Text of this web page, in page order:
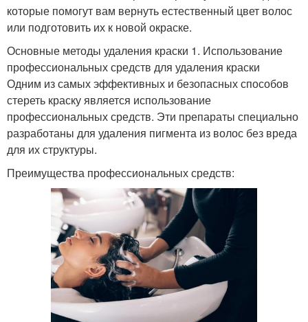
которые помогут вам вернуть естественный цвет волос
или подготовить их к новой окраске.
Основные методы удаления краски 1. Использование
профессиональных средств для удаления краски
Одним из самых эффективных и безопасных способов
стереть краску является использование
профессиональных средств. Эти препараты специально
разработаны для удаления пигмента из волос без вреда
для их структуры.
Преимущества профессиональных средств: